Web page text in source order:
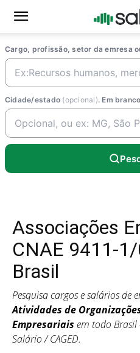
Cargo, profissão, setor da emresa
Cidade/estado (opcional). Em
Associações
CNAE 9411-
Brasil
Pesquisa cargos e salários de
Atividades de
Empresariais em todo Brasil
Salário / CAGED.